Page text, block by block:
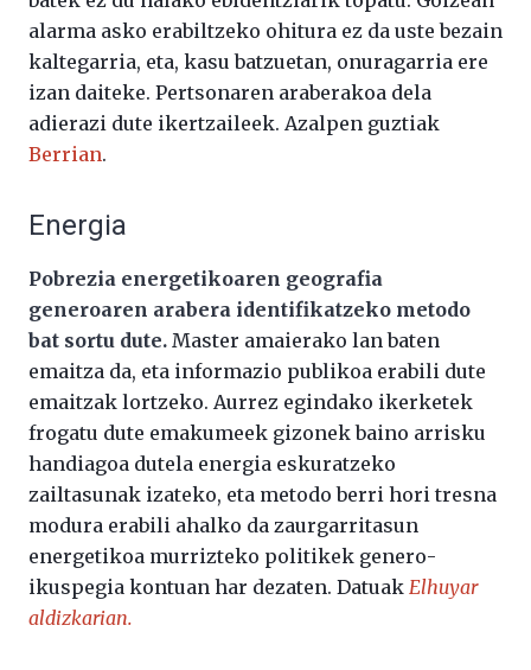
alarma asko erabiltzeko ohitura ez da uste bezain
kaltegarria, eta, kasu batzuetan, onuragarria ere
izan daiteke. Pertsonaren araberakoa dela
adierazi dute ikertzaileek. Azalpen guztiak
Berrian.
Energia
Pobrezia energetikoaren geografia
generoaren arabera identifikatzeko metodo
bat sortu dute. Master amaierako lan baten
emaitza da, eta informazio publikoa erabili dute
emaitzak lortzeko. Aurrez egindako ikerketek
frogatu dute emakumeek gizonek baino arrisku
handiagoa dutela energia eskuratzeko
zailtasunak izateko, eta metodo berri hori tresna
modura erabili ahalko da zaurgarritasun
energetikoa murrizteko politikek genero-
ikuspegia kontuan har dezaten. Datuak Elhuyar
aldizkarian.